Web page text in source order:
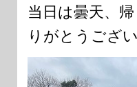
当日は曇天、
りがとうござ